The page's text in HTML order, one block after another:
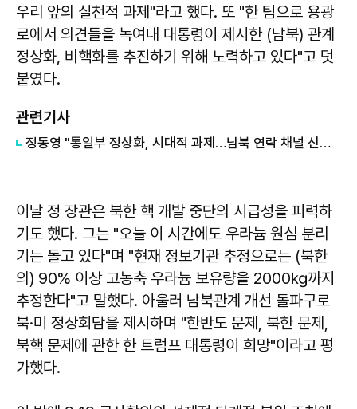
우리 앞의 실천적 과제"라고 했다. 또 "한 팀으로 용광
로에서 의견들을 녹여내 대통령이 제시한 (남북) 관계
정상화, 비핵화를 추진하기 위해 노력하고 있다"고 덧
붙였다.
관련기사
정동영 "통일부 정상화, 시대적 과제…남북 연락 채널 신속 복구해야"
이날 정 장관은 북한 핵 개발 중단의 시급성을 피력하
기도 했다. 그는 "오늘 이 시간에도 우라늄 원심 분리
기는 돌고 있다"며 "현재 정보기관 추정으로는 (북한
의) 90% 이상 고농축 우라늄 보유량을 2000㎏까지
추정한다"고 말했다. 아울러 남북관계 개선 돌파구로
북·미 정상회담을 제시하며 "한반도 문제, 북한 문제,
북핵 문제에 관한 한 트럼프 대통령이 희망"이라고 평
가했다.